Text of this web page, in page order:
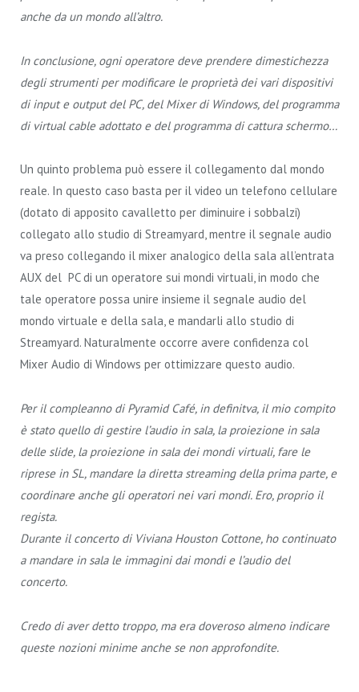
anche da un mondo all’altro.
In conclusione, ogni operatore deve prendere dimestichezza
degli strumenti per modificare le proprietà dei vari dispositivi
di input e output del PC, del Mixer di Windows, del programma
di virtual cable adottato e del programma di cattura schermo…
Un quinto problema può essere il collegamento dal mondo
reale. In questo caso basta per il video un telefono cellulare
(dotato di apposito cavalletto per diminuire i sobbalzi)
collegato allo studio di Streamyard, mentre il segnale audio
va preso collegando il mixer analogico della sala all’entrata
AUX del PC di un operatore sui mondi virtuali, in modo che
tale operatore possa unire insieme il segnale audio del
mondo virtuale e della sala, e mandarli allo studio di
Streamyard. Naturalmente occorre avere confidenza col
Mixer Audio di Windows per ottimizzare questo audio.
Per il compleanno di Pyramid Café, in definitva, il mio compito
è stato quello di gestire l’audio in sala, la proiezione in sala
delle slide, la proiezione in sala dei mondi virtuali, fare le
riprese in SL, mandare la diretta streaming della prima parte, e
coordinare anche gli operatori nei vari mondi. Ero, proprio il
regista.
Durante il concerto di Viviana Houston Cottone, ho continuato
a mandare in sala le immagini dai mondi e l’audio del
concerto.
Credo di aver detto troppo, ma era doveroso almeno indicare
queste nozioni minime anche se non approfondite.